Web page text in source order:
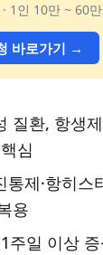
1인 10만 ~ 60
바로가기 →
질환, 항생
심
통제·항히스
용
주일 이상